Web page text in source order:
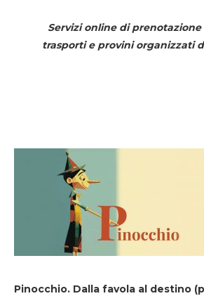
Servizi online di
trasporti e provini organizzati
Pinocchio. Dalla favola al destino